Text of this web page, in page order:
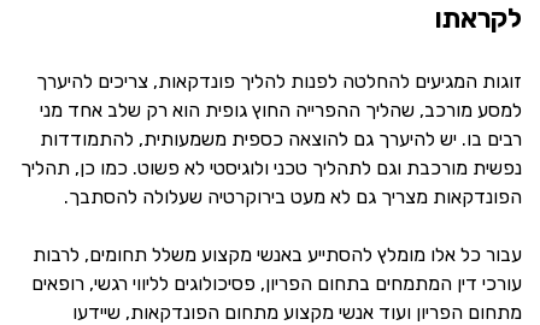
לקראתו
זוגות המגיעים להחלטה לפנות להליך פונדקאות, צריכים להיערך
למסע מורכב, שהליך ההפרייה החוץ גופית הוא רק שלב אחד מני
רבים בו. יש להיערך גם להוצאה כספית משמעותית, להתמודדות
נפשית מורכבת וגם לתהליך טכני ולוגיסטי לא פשוט. כמו כן, תהליך
הפונדקאות מצריך גם לא מעט בירוקרטיה שעלולה להסתבך.
עבור כל אלו מומלץ להסתייע באנשי מקצוע משלל תחומים, לרבות
עורכי דין המתמחים בתחום הפריון, פסיכולוגים לליווי רגשי, רופאים
מתחום הפריון ועוד אנשי מקצוע מתחום הפונדקאות, שיידעו